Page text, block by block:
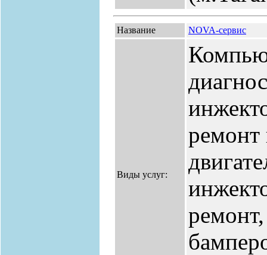
Название NOVA-сервис
Виды услуг:
ремонт